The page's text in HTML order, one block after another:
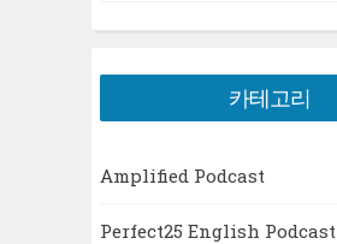
카테고리
Amplified Podcast
Perfect25 English Podcast